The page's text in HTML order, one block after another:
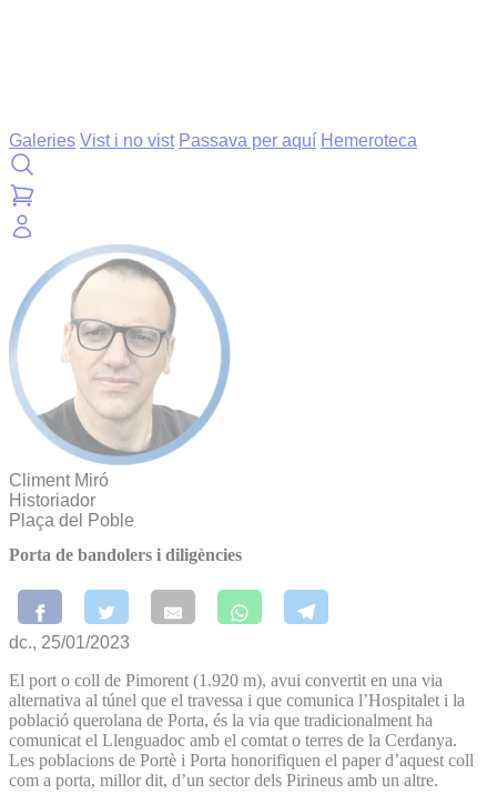
Galeries Vist i no vist Passava per aquí Hemeroteca
Climent Miró
Historiador
Plaça del Poble
Porta de bandolers i diligències
dc., 25/01/2023
El port o coll de Pimorent (1.920 m), avui convertit en una via
alternativa al túnel que el travessa i que comunica l’Hospitalet i la
població querolana de Porta, és la via que tradicionalment ha
comunicat el Llenguadoc amb el comtat o terres de la Cerdanya.
Les poblacions de Portè i Porta honorifiquen el paper d’aquest coll
com a porta, millor dit, d’un sector dels Pirineus amb un altre.